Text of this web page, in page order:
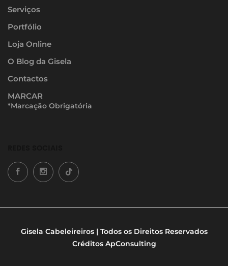
Serviços
Portfólio
Loja Online
O Blog da Gisela
Contactos
MARCAR
*Marcação Obrigatória
Gisela Cabeleireiros | Todos os Direitos Reservados
Créditos ApConsulting